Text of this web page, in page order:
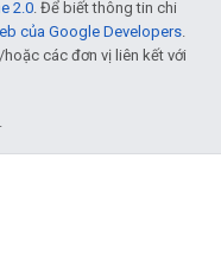
2.0. Để biết thông tin chi
của Google Developers.
các đơn vị liên kết với